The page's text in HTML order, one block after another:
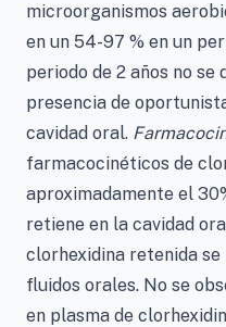
microorganismos
en un 54-97 % en un
periodo de 2 años no
presencia de
cavidad oral.
farmacocinéticos de
aproximadamente el
retiene en la cavidad
clorhexidina retenida
fluidos orales. No se
en plasma de